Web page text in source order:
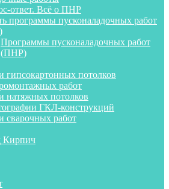
ответ. Всё о ПНР
программы пусконаладочных работ
Программы пусконаладочных работ
(ПНР)
гипсокартонных потолков
работ
натяжных потолков
ГКЛ-конструкций
сварочных работ
Кирпич